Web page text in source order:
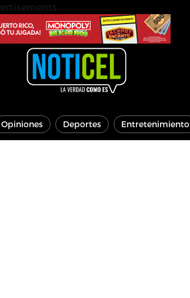
Opiniones Deportes Entretenimiento